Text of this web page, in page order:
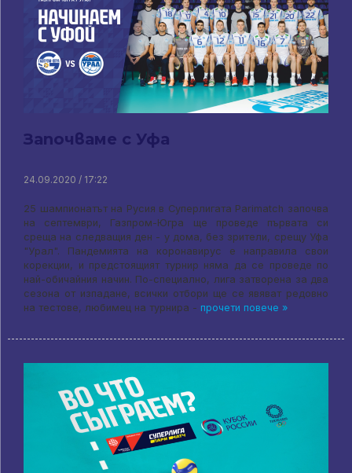
Започваме с Уфа
24.09.2020 / 17:22
25 шампионатът на Русия в Суперлигата Parimatch започва
на септември, Газпром-Югра ще проведе първата си
среща на следващия ден - у дома, без зрители, срещу Уфа
"Урал". Пандемията на коронавирус е направила свои
корекции, и предстоящият турнир няма да се проведе по
най-обичайния начин. По-специално, лига затворена за два
сезона от изпадане, всички отбори ще се явяват редовно
на тестове, любимец на турнира - прочети повече »